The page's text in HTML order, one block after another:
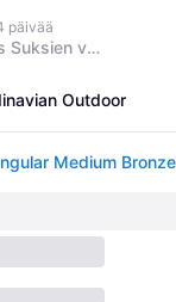
päivää
Swix Borste Brons Suksien voitelutarvikkeet
Outdoor